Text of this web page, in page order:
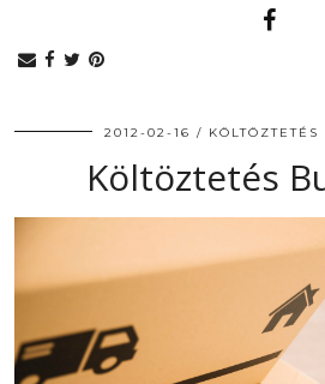
2012-02-16
Költöztetés